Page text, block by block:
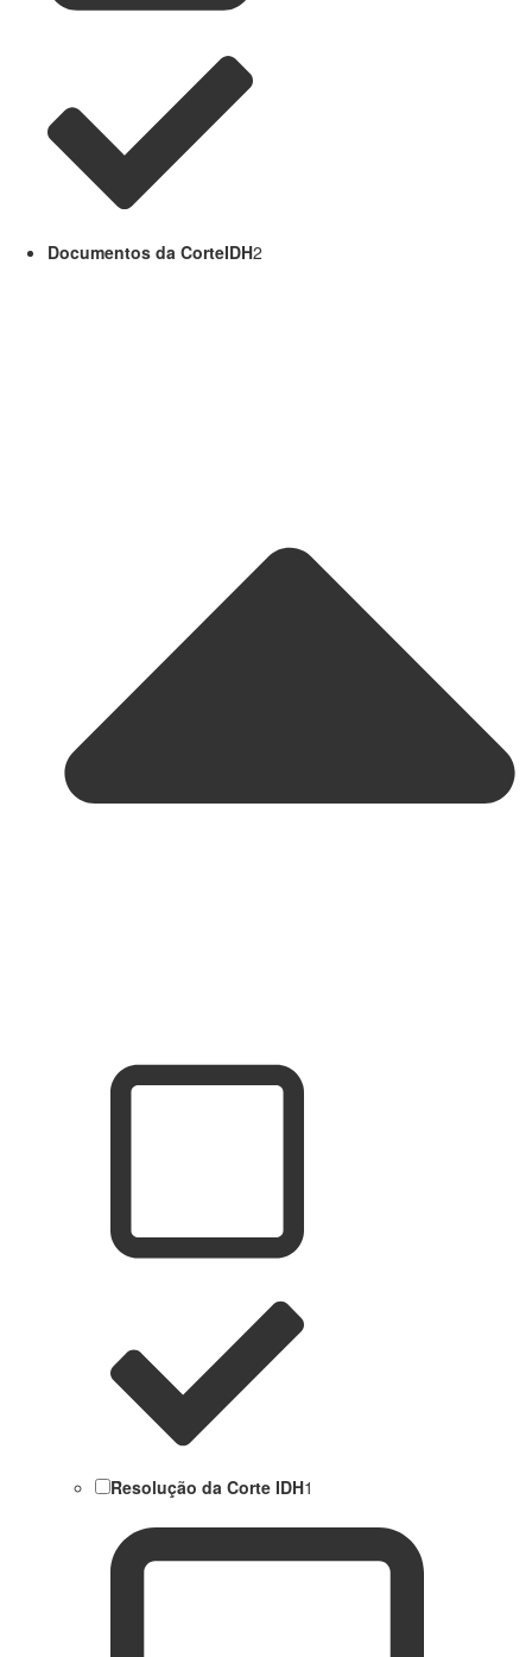
Documentos da CorteIDH2
Resolução da Corte IDH1